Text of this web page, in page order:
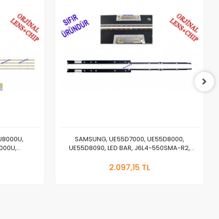
SAMSUNG, UE55D7000, UE55D8000,
UE55D8090, LED BAR, J6L4-550SMA-R2,
2.097,15 TL